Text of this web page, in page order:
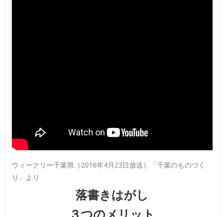
ウィークリー千葉県（2016年4月23日放送）「千葉のものづく
り」より
落書きはがし